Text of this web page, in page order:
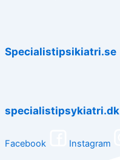
Specialistipsikiatri.se
specialistipsykiatri.dk
Facebook Instagram